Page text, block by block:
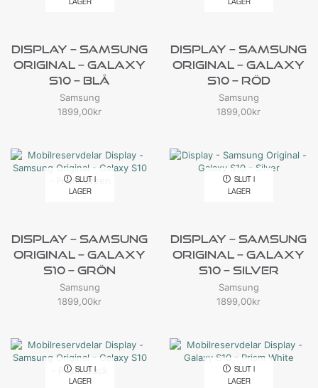
Display – Samsung
Original – Galaxy
S10 – Blå
Samsung
1899,00kr
Display – Samsung
Original – Galaxy
S10 – Röd
Samsung
1899,00kr
SLUT I
LAGER
Display – Samsung
Original – Galaxy
S10 – Grön
Samsung
1899,00kr
SLUT I
LAGER
Display – Samsung
Original – Galaxy
S10 – Silver
Samsung
1899,00kr
SLUT I
LAGER
SLUT I
LAGER